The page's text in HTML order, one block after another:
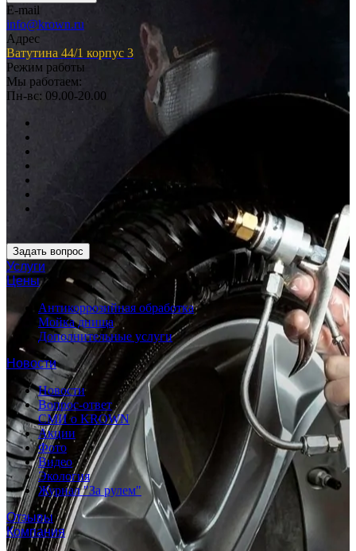
E-mail
info@krown.ru
Адрес
Ватутина 44/1 корпус 3
Режим работы
Мы работаем:
Пн-вс: 09.00-20.00
Задать вопрос
Услуги
Цены
Антикоррозийная обработка
Мойка днища
Дополнительные услуги
Новости
Новости
Вопрос-ответ
СМИ о KROWN
Акции
Фото
Видео
Экология
Журнал "За рулем"
Отзывы
Компания